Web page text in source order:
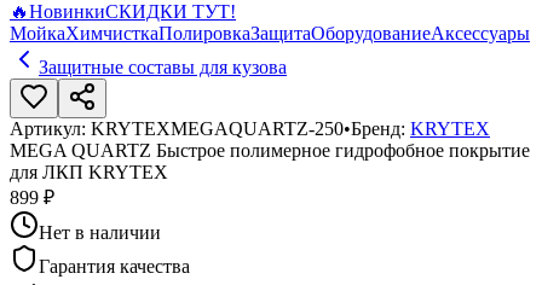
🔥НовинкиСКИДКИ ТУТ!
МойкаХимчисткаПолировкаЗащитаОборудованиеАксессуары
Защитные составы для кузова
Артикул: KRYTEXMEGAQUARTZ-250•Бренд: KRYTEX
MEGA QUARTZ Быстрое полимерное гидрофобное покрытие
для ЛКП KRYTEX
899 ₽
Нет в наличии
Гарантия качества